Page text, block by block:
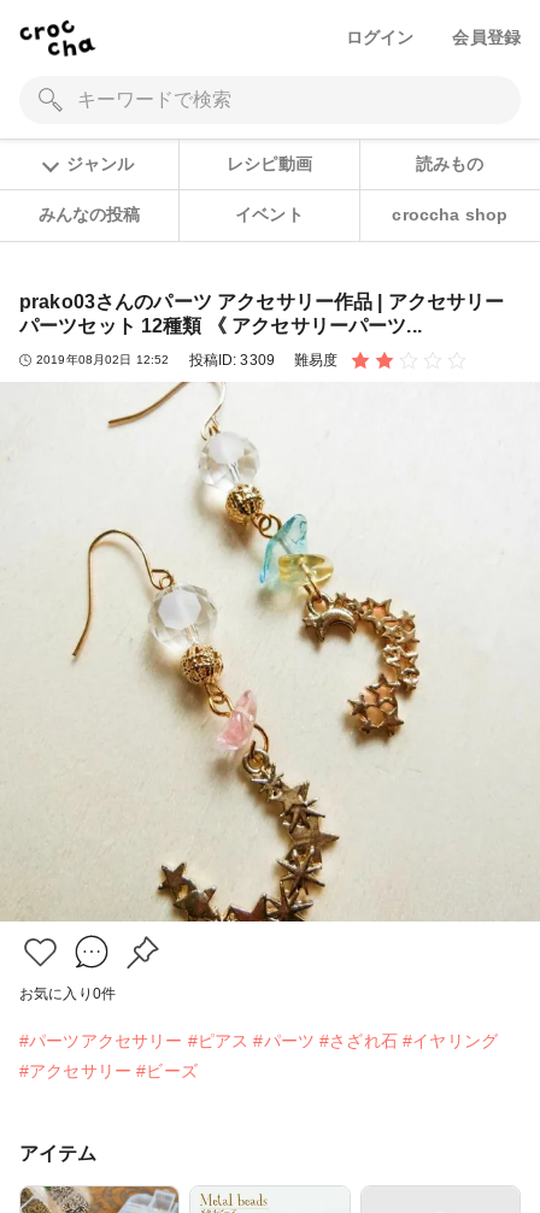
ログイン 会員登録
ジャンル レシピ動画 読みもの
みんなの投稿 イベント croccha shop
prako03さんのパーツ アクセサリー作品 | アクセサリー
パーツセット 12種類 《 アクセサリーパーツ...
2019年08月02日 12:52 投稿ID:3309 難易度
お気に入り 0件
#パーツアクセサリー #ピアス #パーツ #さざれ石 #イヤリング
#アクセサリー #ビーズ
アイテム